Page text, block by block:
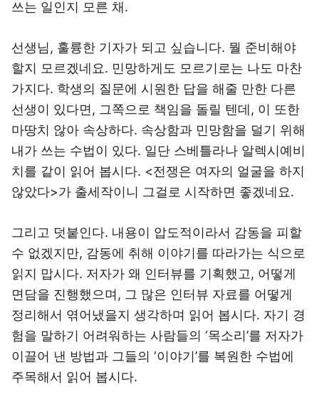
쓰는 일인지 모른 채.
선생님, 훌륭한 기자가 되고 싶습니다. 뭘 준비해야
할지 모르겠네요. 민망하게도 모르기로는 나도 마찬
가지다. 학생의 질문에 시원한 답을 해줄 만한 다른
선생이 있다면, 그쪽으로 책임을 돌릴 텐데, 이 또한
마땅치 않아 속상하다. 속상함과 민망함을 덜기 위해
내가 쓰는 수법이 있다. 일단 스베틀라나 알렉시예비
치를 같이 읽어 봅시다. <전쟁은 여자의 얼굴을 하지
않았다>가 출세작이니 그걸로 시작하면 좋겠네요.
그리고 덧붙인다. 내용이 압도적이라서 감동을 피할
수 없겠지만, 감동에 취해 이야기를 따라가는 식으로
읽지 맙시다. 저자가 왜 인터뷰를 기획했고, 어떻게
면담을 진행했으며, 그 많은 인터뷰 자료를 어떻게
정리해서 엮어냈을지 생각하며 읽어 봅시다. 자기 경
험을 말하기 어려워하는 사람들의 ‘목소리’를 저자가
이끌어 낸 방법과 그들의 ‘이야기’를 복원한 수법에
주목해서 읽어 봅시다.